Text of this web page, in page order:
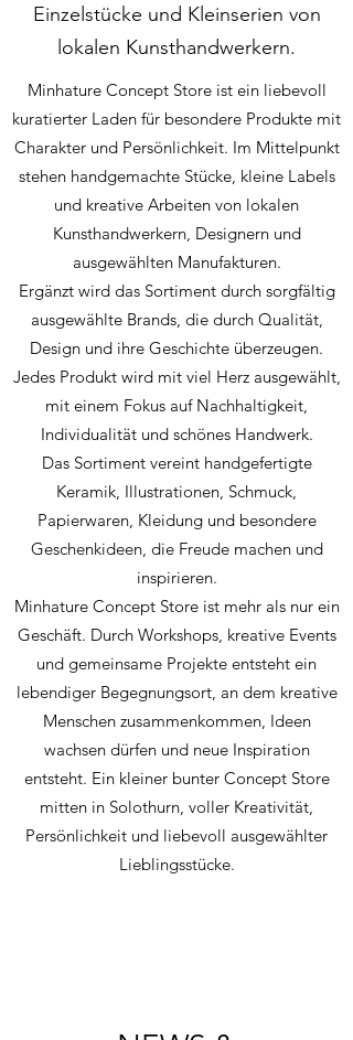
Einzelstücke und Kleinserien von
lokalen Kunsthandwerkern.
Minhature Concept Store ist ein liebevoll
kuratierter Laden für besondere Produkte mit
Charakter und Persönlichkeit. Im Mittelpunkt
stehen handgemachte Stücke, kleine Labels
und kreative Arbeiten von lokalen
Kunsthandwerkern, Designern und
ausgewählten Manufakturen.
Ergänzt wird das Sortiment durch sorgfältig
ausgewählte Brands, die durch Qualität,
Design und ihre Geschichte überzeugen.
Jedes Produkt wird mit viel Herz ausgewählt,
mit einem Fokus auf Nachhaltigkeit,
Individualität und schönes Handwerk.
Das Sortiment vereint handgefertigte
Keramik, Illustrationen, Schmuck,
Papierwaren, Kleidung und besondere
Geschenkideen, die Freude machen und
inspirieren.
Minhature Concept Store ist mehr als nur ein
Geschäft. Durch Workshops, kreative Events
und gemeinsame Projekte entsteht ein
lebendiger Begegnungsort, an dem kreative
Menschen zusammenkommen, Ideen
wachsen dürfen und neue Inspiration
entsteht. Ein kleiner bunter Concept Store
mitten in Solothurn, voller Kreativität,
Persönlichkeit und liebevoll ausgewählter
Lieblingsstücke.